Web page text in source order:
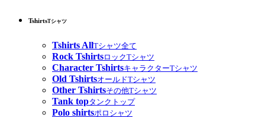
TshirtsTシャツ
Tshirts AllTシャツ全て
Rock TshirtsロックTシャツ
Character TshirtsキャラクターTシャツ
Old TshirtsオールドTシャツ
Other Tshirtsその他Tシャツ
Tank topタンクトップ
Polo shirtsポロシャツ